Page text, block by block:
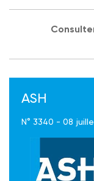
ASH
N° 3340 - 08